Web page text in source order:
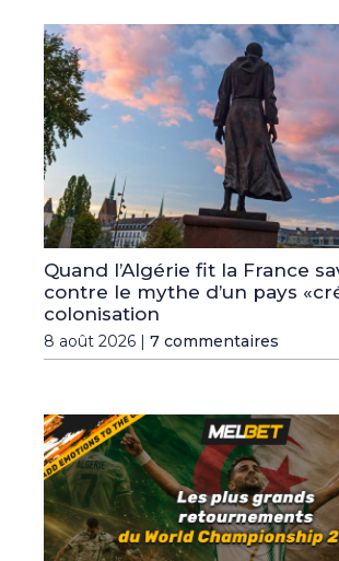
Quand l’Algérie fit la France
contre le mythe d’un pays
colonisation
8 août 2026 | 7 commentaires